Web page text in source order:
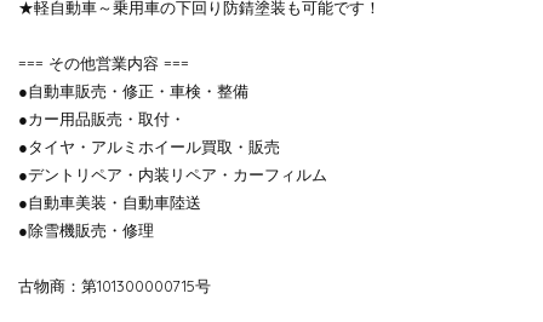
★軽自動車～乗用車の下回り防錆塗装も可能です！
=== その他営業内容 ===
●自動車販売・修正・車検・整備
●カー用品販売・取付・
●タイヤ・アルミホイール買取・販売
●デントリペア・内装リペア・カーフィルム
●自動車美装・自動車陸送
●除雪機販売・修理
古物商：第101300000715号